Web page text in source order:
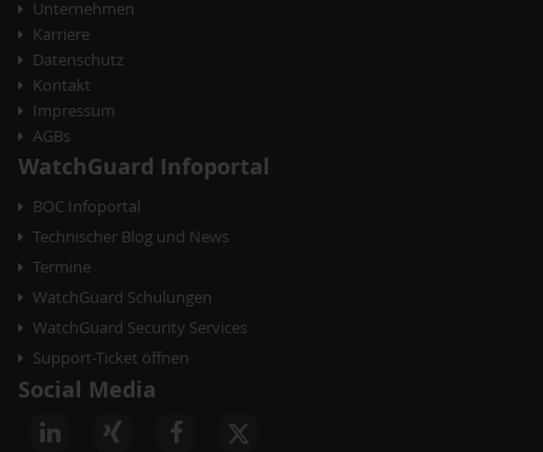
Unternehmen
Karriere
Datenschutz
Kontakt
Impressum
AGBs
WatchGuard Infoportal
BOC Infoportal
Technischer Blog und News
Termine
WatchGuard Schulungen
WatchGuard Security Services
Support-Ticket öffnen
Social Media